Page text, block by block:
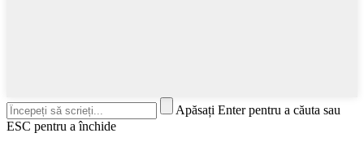
Apăsați Enter pentru a căuta sau
ESC pentru a închide